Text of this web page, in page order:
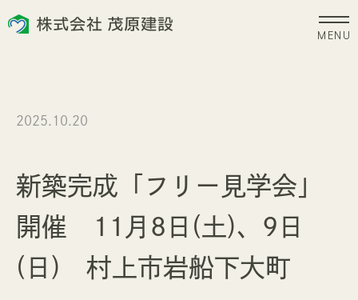
ホーム
イベント
WORKS
施工事例
お知らせ
COMPANY
会社案内
2025.10.20
新築完成「フリー見学会」
開催 11月8日(土)、9日
(日) 村上市岩船下大町